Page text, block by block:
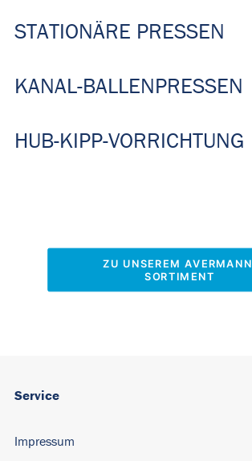
STATIONÄRE PRESSEN
KANAL-BALLENPRESSEN
HUB-KIPP-VORRICHTUNG
ZU UNSEREM AVERMANN
SORTIMENT
Service
Impressum